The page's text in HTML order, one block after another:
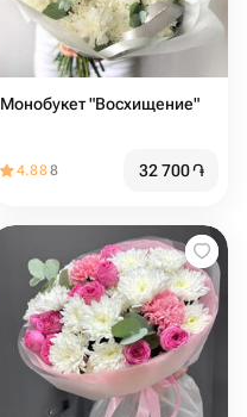
Монобукет "Восхищение"
4.888 32 700֏